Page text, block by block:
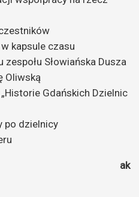
kapsule czasu
Słowiańska Dusza
Oliwską
Gdańskich Dzielnic
po dzielnicy
ak